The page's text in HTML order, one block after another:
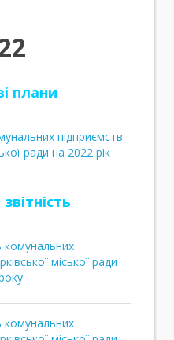
плани
підприємств
ради на 2022 рік
комунальних
міської ради
комунальних